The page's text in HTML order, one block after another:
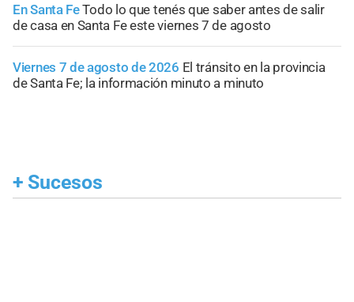
En Santa FeTodo lo que tenés que saber antes de salir
de casa en Santa Fe este viernes 7 de agosto
Viernes 7 de agosto de 2026 El tránsito en la provincia
de Santa Fe; la información minuto a minuto
+ Sucesos